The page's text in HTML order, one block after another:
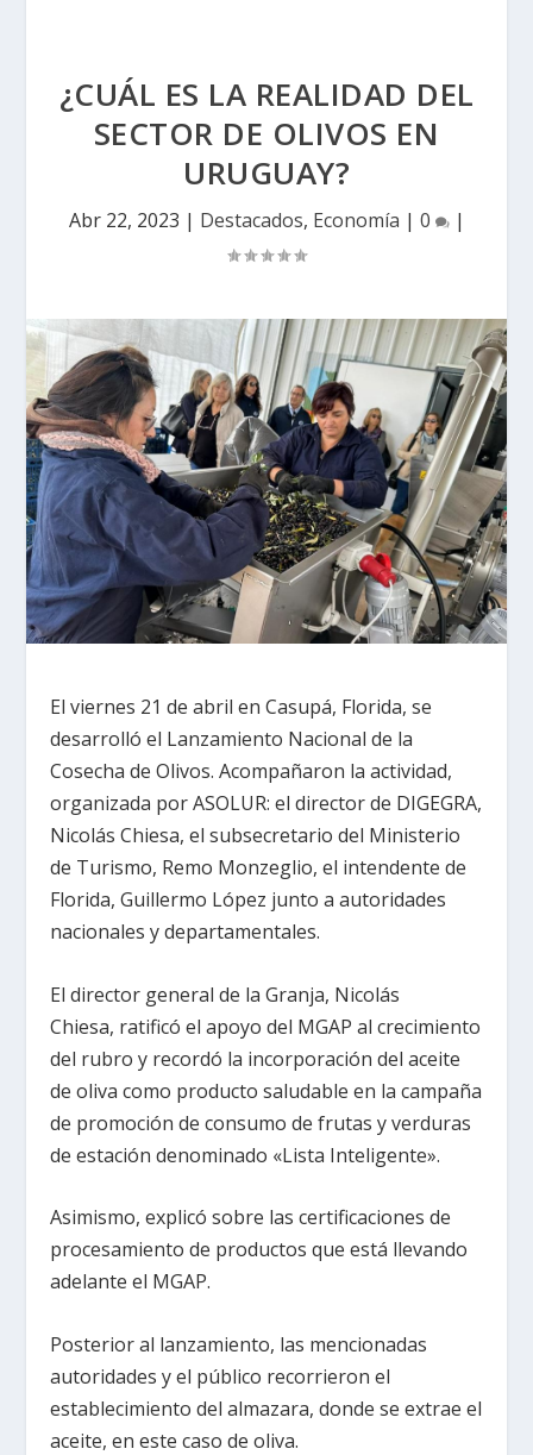
¿CUÁL ES LA REALIDAD DEL
SECTOR DE OLIVOS EN
URUGUAY?
Abr 22, 2023 | Destacados, Economía | 0 |
El viernes 21 de abril en Casupá, Florida, se
desarrolló el Lanzamiento Nacional de la
Cosecha de Olivos. Acompañaron la actividad,
organizada por ASOLUR: el director de DIGEGRA,
Nicolás Chiesa, el subsecretario del Ministerio
de Turismo, Remo Monzeglio, el intendente de
Florida, Guillermo López junto a autoridades
nacionales y departamentales.
El director general de la Granja, Nicolás
Chiesa, ratificó el apoyo del MGAP al crecimiento
del rubro y recordó la incorporación del aceite
de oliva como producto saludable en la campaña
de promoción de consumo de frutas y verduras
de estación denominado «Lista Inteligente».
Asimismo, explicó sobre las certificaciones de
procesamiento de productos que está llevando
adelante el MGAP.
Posterior al lanzamiento, las mencionadas
autoridades y el público recorrieron el
establecimiento del almazara, donde se extrae el
aceite, en este caso de oliva.